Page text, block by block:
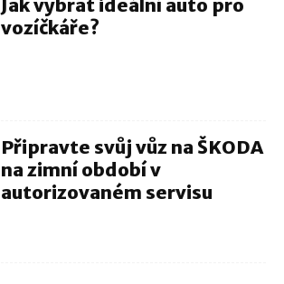
Jak vybrat ideální auto pro
vozíčkáře?
Připravte svůj vůz na ŠKODA
na zimní období v
autorizovaném servisu